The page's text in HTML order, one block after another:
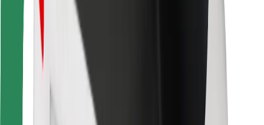
Bolt Αποβάθρες Φόρτισης
Υποστήριξη
Για επιβάτες
Για τους οδηγούς
Για μεταφορείς